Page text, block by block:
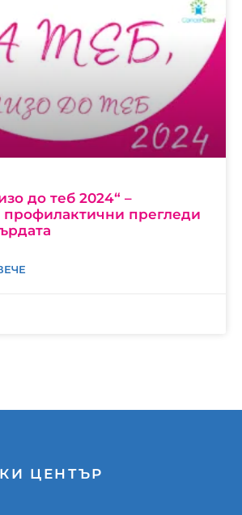
до теб 2024“ –
профилактични прегледи
ЦЕНТЪР